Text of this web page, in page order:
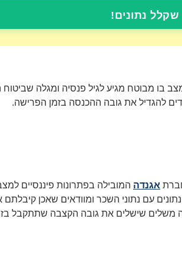
שקלל נתונים!
בו מבוטח מגיע לגיל פנסיה ומגלה
להגדיל את גובה ההכנסה בזמן הפרישה.
אגנדה המובילה בפתרונות פיננסיים
עם נתוני השכר ומוודאים שאכן
משלים שישלים את גובה הקצבה שתתקבל